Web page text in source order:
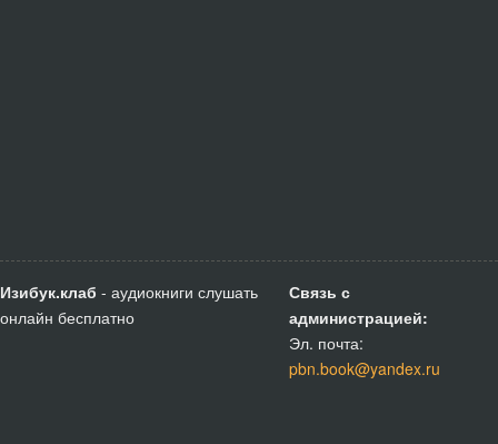
Изибук.клаб - аудиокниги слушать
онлайн бесплатно
Связь с
администрацией:
Эл. почта:
pbn.book@yandex.ru